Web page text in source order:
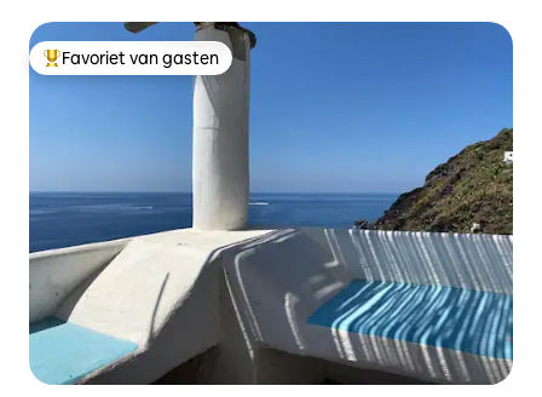
Topfavoriet van gasten
Favoriet van gasten